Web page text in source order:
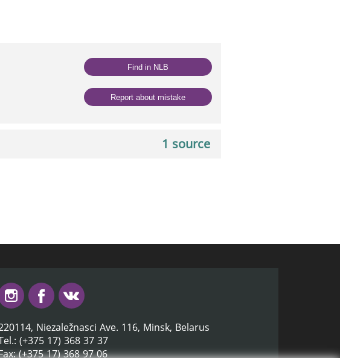
Find in NLB
Report about mistake
1 source
Niezaležnasci Ave. 116, Minsk, Belarus
(+375 17) 368 37 37
(+375 17) 368 97 06